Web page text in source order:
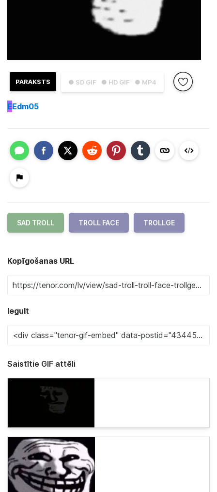
● SD GIF ● HD GIF ● MP4
PARAKSTS
EEdm05
SAD TROLL TROLL FACE TROLLGE
Kopīgošanas URL
Iegult
Saistītie GIF attēli